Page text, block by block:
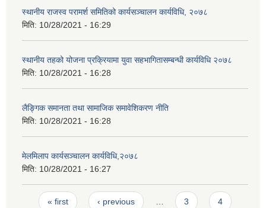
स्थानीय राजस्व परामर्श समितिको कार्यसञ्चालन कार्यविधि, २०७८
मिति: 10/28/2021 - 16:29
स्थानीय तहको योजना प्रक्रियामा युवा सहभागितासम्बन्धी कार्यविधि २०७८
मिति: 10/28/2021 - 16:28
लैङ्गिक समानता तथा सामाजिक समावेशिकरण नीति
मिति: 10/28/2021 - 16:28
मेलमिलाप कार्यसञ्चालन कार्यविधि,२०७८
मिति: 10/28/2021 - 16:27
Pages
« first ‹ previous 3 4